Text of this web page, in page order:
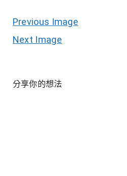
Previous Image
Next Image
分享你的想法